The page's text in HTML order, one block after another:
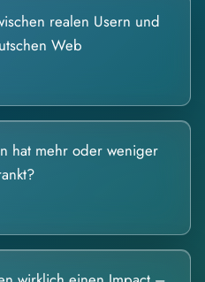
realen Usern und
Web
hat mehr oder weniger